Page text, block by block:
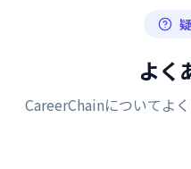
よく
CareerChainについてよ